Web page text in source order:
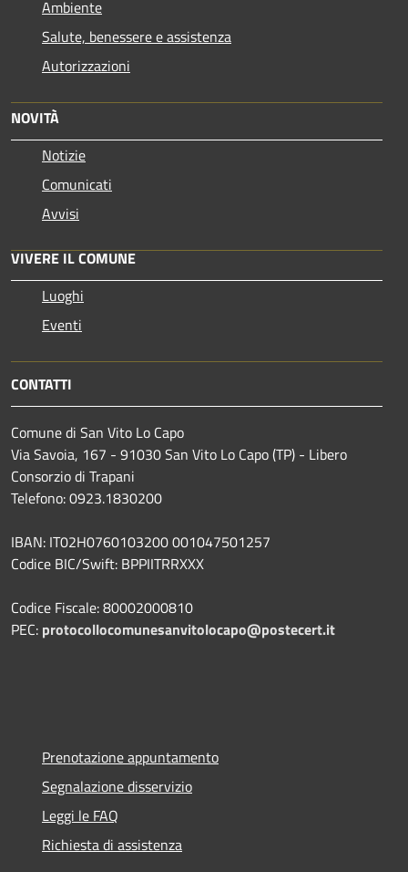
Ambiente
Salute, benessere e assistenza
Autorizzazioni
NOVITÀ
Notizie
Comunicati
Avvisi
VIVERE IL COMUNE
Luoghi
Eventi
CONTATTI
Comune di San Vito Lo Capo
Via Savoia, 167 - 91030 San Vito Lo Capo (TP) - Libero
Consorzio di Trapani
Telefono: 0923.1830200
IBAN: IT02H0760103200 001047501257
Codice BIC/Swift: BPPIITRRXXX
Codice Fiscale: 80002000810
PEC: protocollocomunesanvitolocapo@postecert.it
Prenotazione appuntamento
Segnalazione disservizio
Leggi le FAQ
Richiesta di assistenza